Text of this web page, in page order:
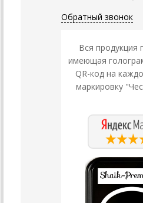
Обратный звонок
Вся продукция
имеющая
QR-код на
маркировку